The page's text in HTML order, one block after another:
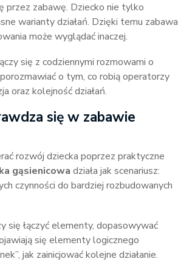
przez zabawę. Dziecko nie tylko
warianty działań. Dzięki temu zabawa
może wyglądać inaczej.
się z codziennymi rozmowami o
o tym, co robią operatorzy
oraz kolejność działań.
się w zabawie
rozwój dziecka poprzez praktyczne
gąsienicowa działa jak scenariusz:
czynności do bardziej rozbudowanych
się łączyć elementy, dopasowywać
się elementy logicznego
jak zainicjować kolejne działanie.